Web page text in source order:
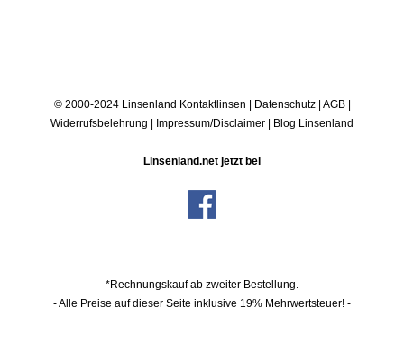
© 2000-2024 Linsenland Kontaktlinsen | Datenschutz| AGB|
Widerrufsbelehrung | Impressum/Disclaimer | Blog Linsenland
Linsenland.net jetzt bei
*Rechnungskauf ab zweiter Bestellung.
- Alle Preise auf dieser Seite inklusive 19% Mehrwertsteuer! -